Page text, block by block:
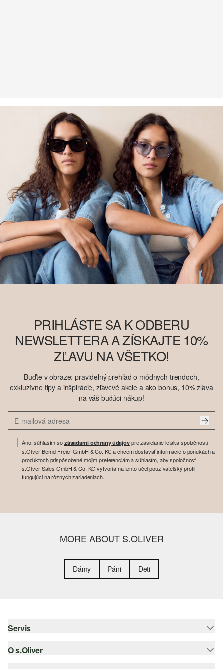
PRIHLÁSTE SA K ODBERU
NEWSLETTERA A ZÍSKAJTE 10%
ZĽAVU NA VŠETKO!
Buďte v obraze: pravidelný prehľad o módnych trendoch,
exkluzívne tipy a inšpirácie, zľavové akcie a ako bonus, 10% zľava
na váš budúci nákup!
Áno, súhlasím so zásadami ochrany údajovpre zasielanie letáka spoločnosti
s.Oliver Bernd Freier GmbH & Co. KG a chcem dostavať informácie o ponukách a
produktoch prispôsobené mojim preferenciám a súhlasím, aby spoločnosť
s.Oliver Sales GmbH & Co. KG vytvorila na tento účel používateľský profil
fungujúci na rôznych zariadeniach.
MORE ABOUT S.OLIVER
Dámy Páni Deti
Servis
Pomoc a FAQ
Nápoveda k veľkostiam
O s.Oliver